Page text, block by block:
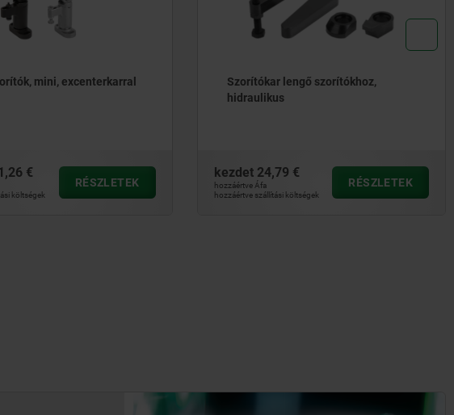
mini, excenterkarral
€
költségek
RÉSZLETEK
Szorítókar lengő szorítókhoz,
hidraulikus
kezdet 24,79 €
hozzáértve Áfa
hozzáértve szállítási költségek
RÉSZLETEK